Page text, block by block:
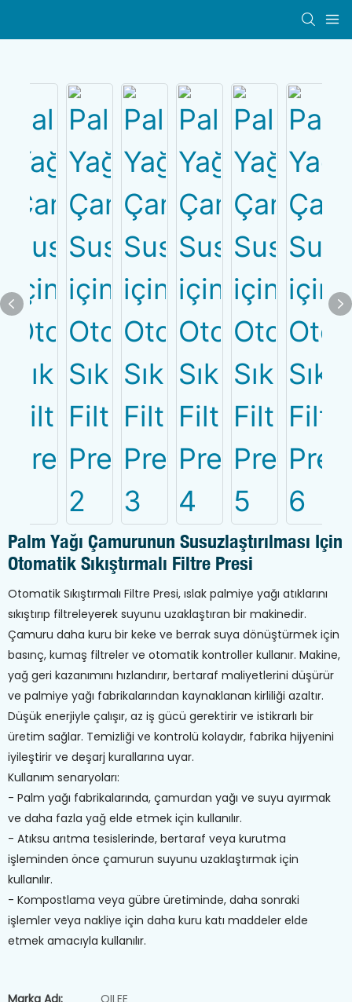
Palm Yağı Çamurunun Susuzlaştırılması Için
Otomatik Sıkıştırmalı Filtre Presi
Otomatik Sıkıştırmalı Filtre Presi, ıslak palmiye yağı atıklarını
sıkıştırıp filtreleyerek suyunu uzaklaştıran bir makinedir.
Çamuru daha kuru bir keke ve berrak suya dönüştürmek için
basınç, kumaş filtreler ve otomatik kontroller kullanır. Makine,
yağ geri kazanımını hızlandırır, bertaraf maliyetlerini düşürür
ve palmiye yağı fabrikalarından kaynaklanan kirliliği azaltır.
Düşük enerjiyle çalışır, az iş gücü gerektirir ve istikrarlı bir
üretim sağlar. Temizliği ve kontrolü kolaydır, fabrika hijyenini
iyileştirir ve deşarj kurallarına uyar.
Kullanım senaryoları:
- Palm yağı fabrikalarında, çamurdan yağı ve suyu ayırmak
ve daha fazla yağ elde etmek için kullanılır.
- Atıksu arıtma tesislerinde, bertaraf veya kurutma
işleminden önce çamurun suyunu uzaklaştırmak için
kullanılır.
- Kompostlama veya gübre üretiminde, daha sonraki
işlemler veya nakliye için daha kuru katı maddeler elde
etmek amacıyla kullanılır.
Marka Adı:
QILEE